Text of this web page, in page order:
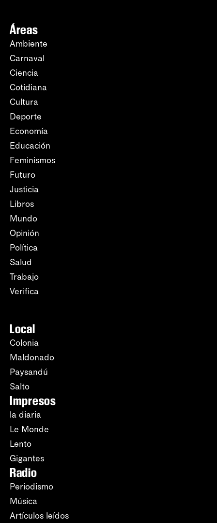
Áreas
Ambiente
Carnaval
Ciencia
Cotidiana
Cultura
Deporte
Economía
Educación
Feminismos
Futuro
Justicia
Libros
Mundo
Opinión
Política
Salud
Trabajo
Verifica
Local
Colonia
Maldonado
Paysandú
Salto
Impresos
la diaria
Le Monde
Lento
Gigantes
Radio
Periodismo
Música
Artículos leídos